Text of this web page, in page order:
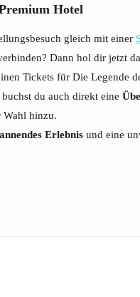
Hotel
gleich mit einer
Dann hol dir jetzt
Tickets für Die Legende
du auch direkt eine
Wahl hinzu.
Erlebnis und eine